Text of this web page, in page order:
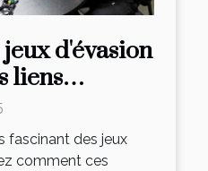
d'évasion
liens
fascinant des jeux
comment ces